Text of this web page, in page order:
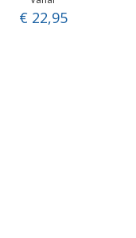
€ 22,95